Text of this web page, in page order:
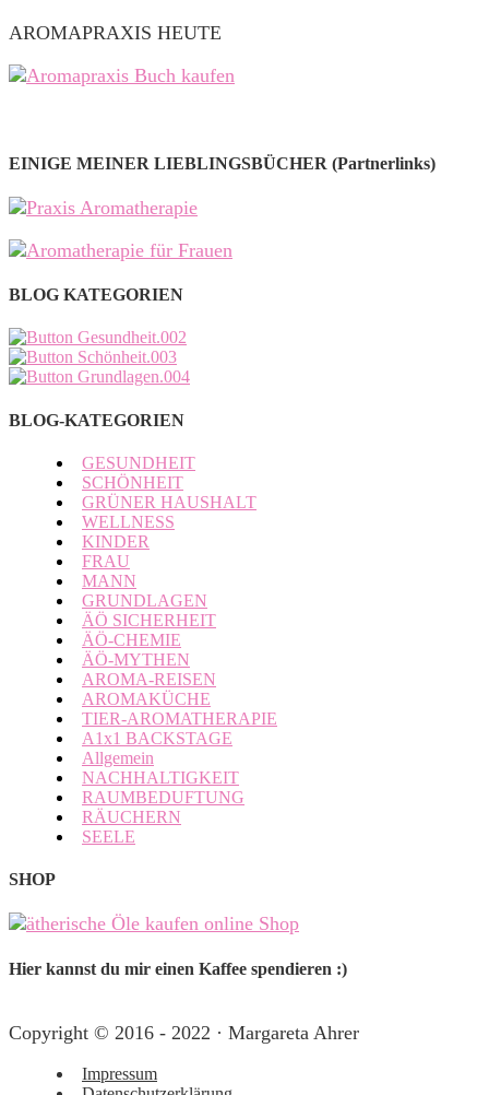
AROMAPRAXIS HEUTE
EINIGE MEINER LIEBLINGSBÜCHER (Partnerlinks)
BLOG KATEGORIEN
BLOG-KATEGORIEN
GESUNDHEIT
SCHÖNHEIT
GRÜNER HAUSHALT
WELLNESS
KINDER
FRAU
MANN
GRUNDLAGEN
ÄÖ SICHERHEIT
ÄÖ-CHEMIE
ÄÖ-MYTHEN
AROMA-REISEN
AROMAKÜCHE
TIER-AROMATHERAPIE
A1x1 BACKSTAGE
Allgemein
NACHHALTIGKEIT
RAUMBEDUFTUNG
RÄUCHERN
SEELE
SHOP
Hier kannst du mir einen Kaffee spendieren :)
Copyright © 2016 - 2022 · Margareta Ahrer
Impressum